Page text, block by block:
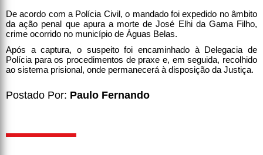
De acordo com a Polícia Civil, o mandado foi expedido no âmbito
da ação penal que apura a morte de José Elhi da Gama Filho,
crime ocorrido no município de Águas Belas.
Após a captura, o suspeito foi encaminhado à Delegacia de
Polícia para os procedimentos de praxe e, em seguida, recolhido
ao sistema prisional, onde permanecerá à disposição da Justiça.
Postado Por: Paulo Fernando